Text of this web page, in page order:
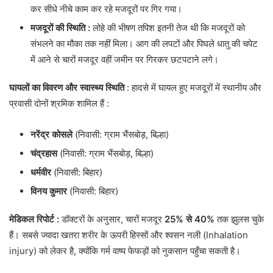
कर सीधे नीचे काम कर रहे मजदूरों पर गिर गया।
मजदूरों की स्थिति :लोहे की भीषण तपिश इतनी तेज थी कि मजदूरों को
संभलने का मौका तक नहीं मिला। आग की लपटों और पिघले धातु की चपेट
में आने से चारों मजदूर वहीं जमीन पर गिरकर छटपटाने लगे।
घायलों का विवरण और स्वास्थ्य स्थिति: हादसे में घायल हुए मजदूरों में स्थानीय और
प्रवासी दोनों श्रमिक शामिल हैं :
नरेंद्र कोसले(निवासी: ग्राम भैंसबोड़, बिल्हा)
चंद्रहास(निवासी: ग्राम भैंसबोड़, बिल्हा)
धर्मवीर(निवासी: बिहार)
विनय कुमार(निवासी: बिहार)
मेडिकल रिपोर्ट :डॉक्टरों के अनुसार, चारों मजदूर 25% से 40% तक झुलस चुके
हैं। सबसे ज्यादा खतरा शरीर के ऊपरी हिस्सों और श्वसन नली (Inhalation
injury) को लेकर है, क्योंकि गर्म वाष्प फेफड़ों को नुकसान पहुँचा सकती है।